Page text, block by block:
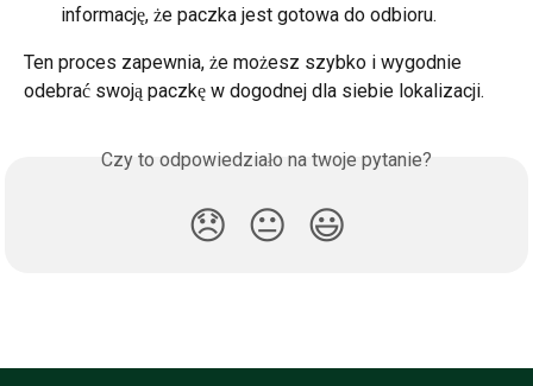
informację, że paczka jest gotowa do odbioru.
Ten proces zapewnia, że możesz szybko i wygodnie
odebrać swoją paczkę w dogodnej dla siebie lokalizacji.
Czy to odpowiedziało na twoje pytanie?
😞 😐 😃